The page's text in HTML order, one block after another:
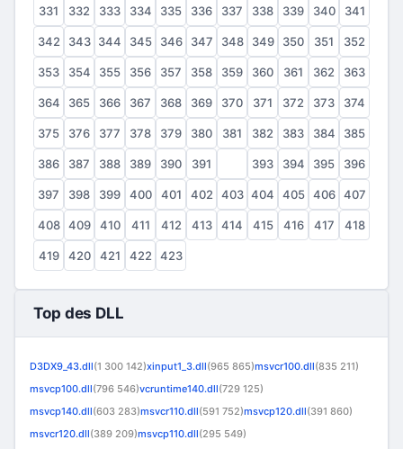
331 332 333 334 335 336 337 338 339 340 341
342 343 344 345 346 347 348 349 350 351 352
353 354 355 356 357 358 359 360 361 362 363
364 365 366 367 368 369 370 371 372 373 374
375 376 377 378 379 380 381 382 383 384 385
386 387 388 389 390 391 393 394 395 396
397 398 399 400 401 402 403 404 405 406 407
408 409 410 411 412 413 414 415 416 417 418
419 420 421 422 423
Top des DLL
D3DX9_43.dll(1 300 142)xinput1_3.dll(965 865)msvcr100.dll(835 211)
msvcp100.dll(796 546)vcruntime140.dll(729 125)
msvcp140.dll(603 283)msvcr110.dll(591 752)msvcp120.dll(391 860)
msvcr120.dll(389 209)msvcp110.dll(295 549)